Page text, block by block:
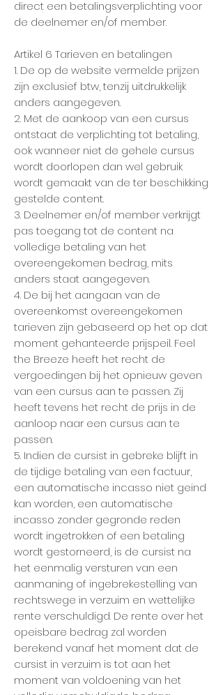
direct een betalingsverplichting voor
de deelnemer en/of member.
Artikel 6 Tarieven en betalingen
1. De op de website vermelde prijzen
zijn exclusief btw, tenzij uitdrukkelijk
anders aangegeven.
2. Met de aankoop van een cursus
ontstaat de verplichting tot betaling,
ook wanneer niet de gehele cursus
wordt doorlopen dan wel gebruik
wordt gemaakt van de ter beschikking
gestelde content.
3. Deelnemer en/of member verkrijgt
pas toegang tot de content na
volledige betaling van het
overeengekomen bedrag, mits
anders staat aangegeven.
4. De bij het aangaan van de
overeenkomst overeengekomen
tarieven zijn gebaseerd op het op dat
moment gehanteerde prijspeil. Feel
the Breeze heeft het recht de
vergoedingen bij het opnieuw geven
van een cursus aan te passen. Zij
heeft tevens het recht de prijs in de
aanloop naar een cursus aan te
passen.
5. Indien de cursist in gebreke blijft in
de tijdige betaling van een factuur,
een automatische incasso niet geind
kan worden, een automatische
incasso zonder gegronde reden
wordt ingetrokken of een betaling
wordt gestorneerd, is de cursist na
het eenmalig versturen van een
aanmaning of ingebrekestelling van
rechtswege in verzuim en wettelijke
rente verschuldigd. De rente over het
opeisbare bedrag zal worden
berekend vanaf het moment dat de
cursist in verzuim is tot aan het
moment van voldoening van het